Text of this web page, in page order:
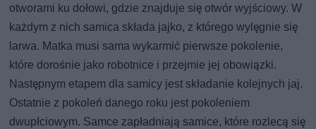
otworami ku dołowi, gdzie znajduje się otwór wyjściowy. W
każdym z nich samica składa jajko, z którego wylęgnie się
larwa. Matka musi sama wykarmić pierwsze pokolenie,
które dorośnie jako robotnice i przejmie jej obowiązki.
Następnym etapem dla samicy jest składanie kolejnych jaj.
Ostatnie z pokoleń danego roku jest pokoleniem
dwupłciowym. Samce zapładniają samice, które rozlecą się